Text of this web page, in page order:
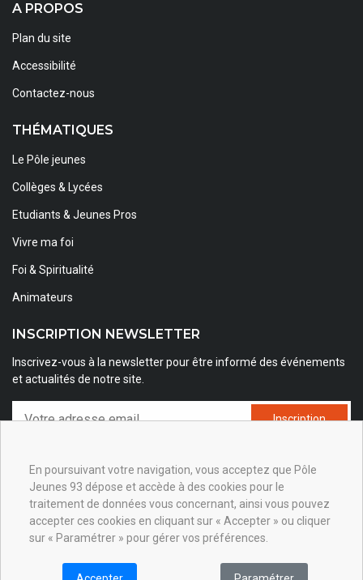
A PROPOS
Plan du site
Accessibilité
Contactez-nous
THÉMATIQUES
Le Pôle jeunes
Collèges & Lycées
Etudiants & Jeunes Pros
Vivre ma foi
Foi & Spiritualité
Animateurs
INSCRIPTION NEWSLETTER
Inscrivez-vous à la newsletter pour être informé des événements
et actualités de notre site.
Inscription
aux partenaires du Pôle Jeunes 93.
SUIVEZ-NOUS !
En poursuivant votre navigation, vous acceptez que Pôle
Jeunes 93 dépose et accède à des cookies pour le
traitement de données vous concernant, ainsi vous pouvez
accepter ces cookies en cliquant sur « Accepter » ou cliquer
sur « Paramétrer » pour gérer vos préférences.